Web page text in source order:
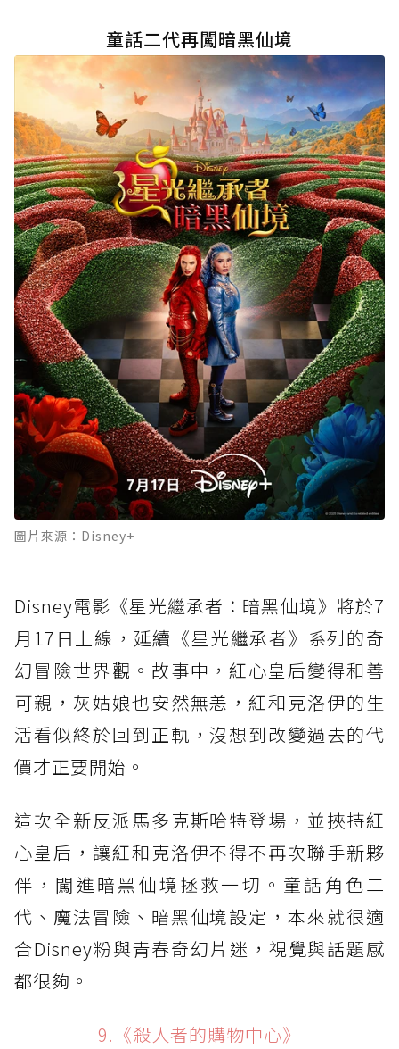
童話二代再闖暗黑仙境
圖片來源：Disney+
Disney電影《星光繼承者：暗黑仙境》將於7
月17日上線，延續《星光繼承者》系列的奇
幻冒險世界觀。故事中，紅心皇后變得和善
可親，灰姑娘也安然無恙，紅和克洛伊的生
活看似終於回到正軌，沒想到改變過去的代
價才正要開始。
這次全新反派馬多克斯哈特登場，並挾持紅
心皇后，讓紅和克洛伊不得不再次聯手新夥
伴，闖進暗黑仙境拯救一切。童話角色二
代、魔法冒險、暗黑仙境設定，本來就很適
合Disney粉與青春奇幻片迷，視覺與話題感
都很夠。
9.《殺人者的購物中心》